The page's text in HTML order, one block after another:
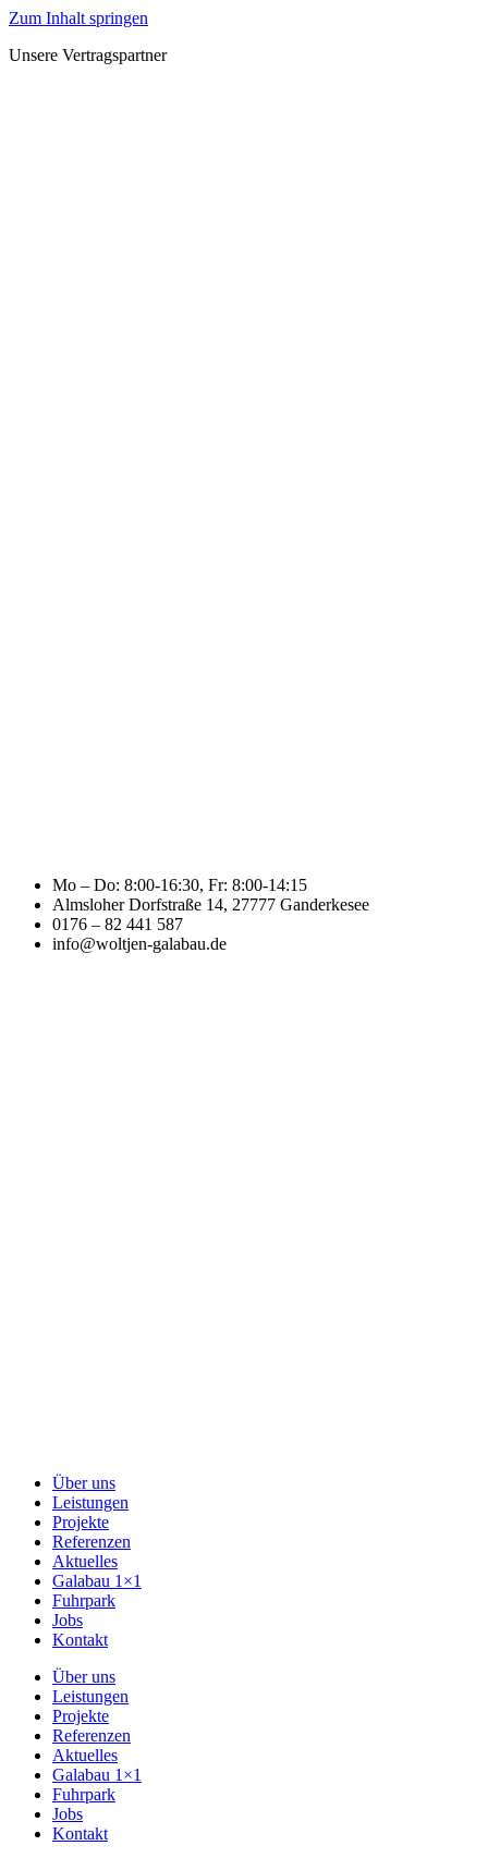
Zum Inhalt springen
Unsere Vertragspartner
Mo – Do: 8:00-16:30, Fr: 8:00-14:15
Almsloher Dorfstraße 14, 27777 Ganderkesee
0176 – 82 441 587
info@woltjen-galabau.de
Über uns
Leistungen
Projekte
Referenzen
Aktuelles
Galabau 1×1
Fuhrpark
Jobs
Kontakt
Über uns
Leistungen
Projekte
Referenzen
Aktuelles
Galabau 1×1
Fuhrpark
Jobs
Kontakt